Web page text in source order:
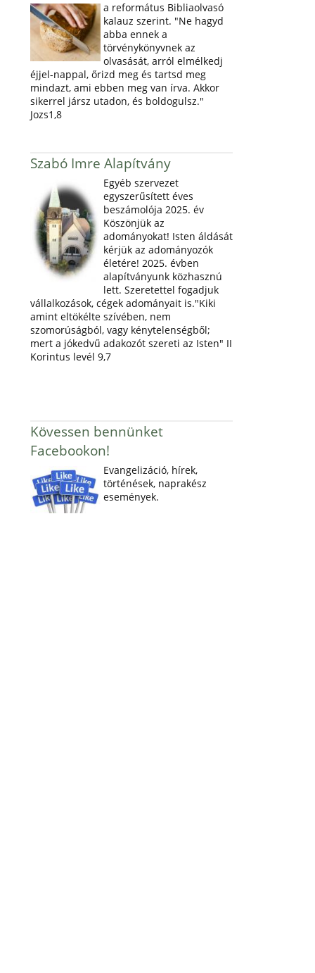
a református Bibliaolvasó
kalauz szerint. "Ne hagyd
abba ennek a
törvénykönyvnek az
olvasását, arról elmélkedj
éjjel-nappal, őrizd meg és tartsd meg
mindazt, ami ebben meg van írva. Akkor
sikerrel jársz utadon, és boldogulsz."
Jozs1,8
Szabó Imre Alapítvány
Egyéb szervezet
egyszerűsített éves
beszámolója 2025. év
Köszönjük az
adományokat! Isten áldását
kérjük az adományozók
életére! 2025. évben
alapítványunk közhasznú
lett. Szeretettel fogadjuk
vállalkozások, cégek adományait is."Kiki
amint eltökélte szívében, nem
szomorúságból, vagy kénytelenségből;
mert a jókedvű adakozót szereti az Isten" II
Korintus levél 9,7
Kövessen bennünket
Facebookon!
Evangelizáció, hírek,
történések, naprakész
események.